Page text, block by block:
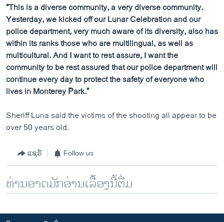
“This is a diverse community, a very diverse community.
Yesterday, we kicked off our Lunar Celebration and our
police department, very much aware of its diversity, also has
within its ranks those who are multilingual, as well as
multicultural. And I want to rest assure, I want the
community to be rest assured that our police department will
continue every day to protect the safety of everyone who
lives in Monterey Park.”
Sheriff Luna said the victims of the shooting all appear to be
over 50 years old.
ແຊຣ໌ Follow us
ທ່ານອາດມັກອ່ານເລື້ອງນີ້ຕື່ມ